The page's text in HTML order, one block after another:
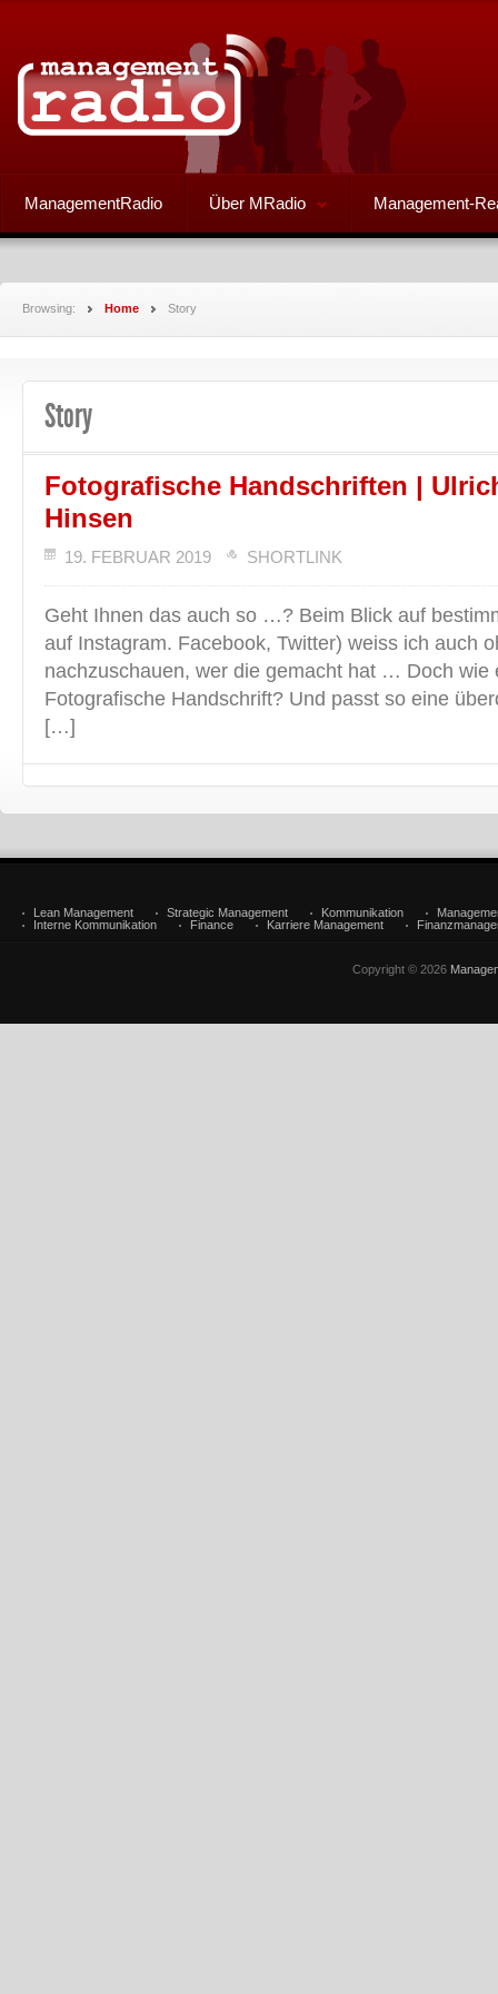
ManagementRadio Über MRadio Management-
Browsing: Home Story
Story
Fotografische Handschriften |
Hinsen
19. FEBRUAR 2019 SHORTLINK
Geht Ihnen das auch so …? Beim Blick auf
auf Instagram. Facebook, Twitter) weiss ich auch
nachzuschauen, wer die gemacht hat … Doch wie
Fotografische Handschrift? Und passt so eine
[…]
Lean Management Strategic Management Kommunikation
Interne Kommunikation
Finance Karriere Management
Copyright © 2026